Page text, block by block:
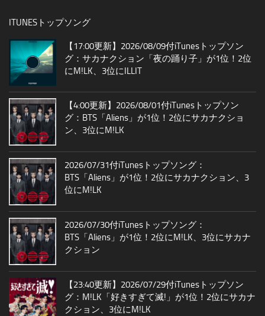
ITUNESトップソング
【17:00更新】2026/08/09付iTunesトップソン
グ：サカナクション「夜の踊り子」が1位！2位
にM!LK、3位にILLIT
【4:00更新】2026/08/01付iTunesトップソン
グ：BTS「Aliens」が1位！2位にサカナクショ
ン、3位にM!LK
2026/07/31付iTunesトップソング：
BTS「Aliens」が1位！2位にサカナクション、3
位にM!LK
2026/07/30付iTunesトップソング：
BTS「Aliens」が1位！2位にM!LK、3位にサカナ
クション
【23:40更新】2026/07/29付iTunesトップソン
グ：M!LK「好きすぎて滅!」が1位！2位にサカナ
クション、3位にM!LK